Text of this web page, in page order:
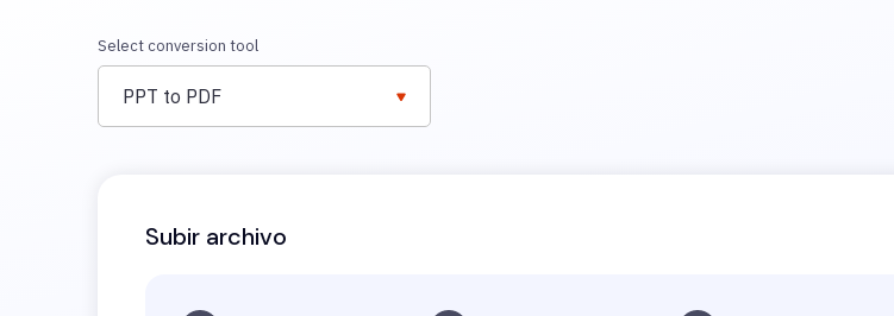
Select conversion tool
PPT to PDF
Subir archivo